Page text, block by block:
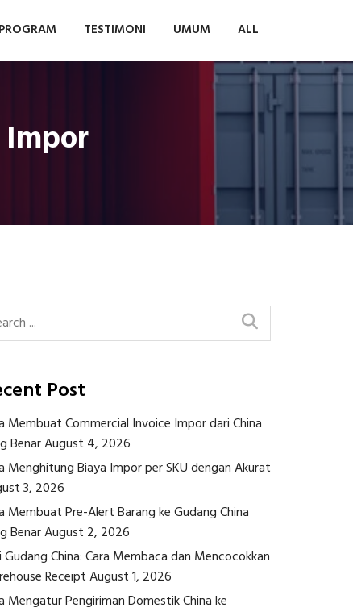
PROGRAM TESTIMONI UMUM ALL
Post
Membuat Commercial Invoice Impor dari China
BenarAugust 4, 2026
Menghitung Biaya Impor per SKU dengan Akurat
3, 2026
Membuat Pre-Alert Barang ke Gudang China
BenarAugust 2, 2026
Gudang China: Cara Membaca dan Mencocokkan
ReceiptAugust 1, 2026
Mengatur Pengiriman Domestik China ke